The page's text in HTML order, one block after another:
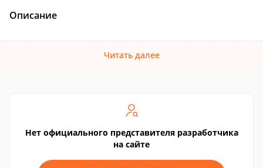
Описание
Читать далее
Нет официального представителя разработчика
на сайте